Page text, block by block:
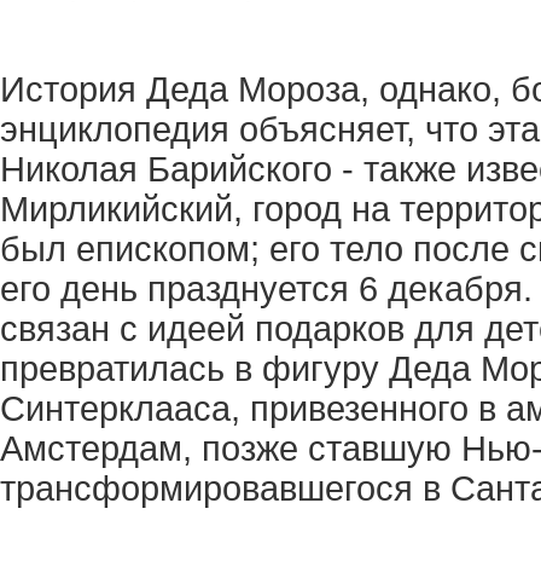
История Деда Мороза, однако,
энциклопедия объясняет, что
Николая Барийского - также
Мирликийский, город на
был епископом; его тело после
его день празднуется 6
связан с идеей подарков для
превратилась в фигуру Деда
Синтерклааса, привезенного в
Амстердам, позже ставшую
трансформировавшегося в